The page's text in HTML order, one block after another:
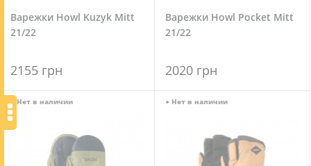
Варежки Howl Kuzyk Mitt
21/22
2155 грн
Варежки Howl Pocket Mitt
21/22
2020 грн
Нет в наличии ● Нет в наличии